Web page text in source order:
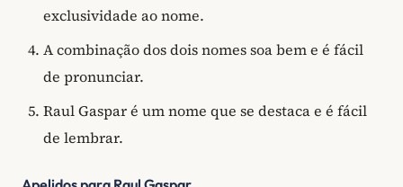
exclusividade ao nome.
A combinação dos dois nomes soa bem e é fácil
de pronunciar.
Raul Gaspar é um nome que se destaca e é fácil
de lembrar.